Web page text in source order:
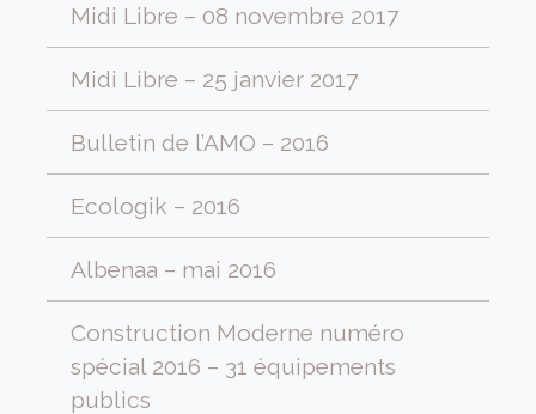
Midi Libre – 08 novembre 2017
Midi Libre – 25 janvier 2017
Bulletin de l’AMO – 2016
Ecologik – 2016
Albenaa – mai 2016
Construction Moderne numéro
spécial 2016 – 31 équipements
publics